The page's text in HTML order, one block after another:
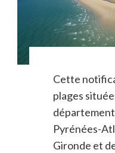
Cette
plages
Pyrénées-
Gironde et